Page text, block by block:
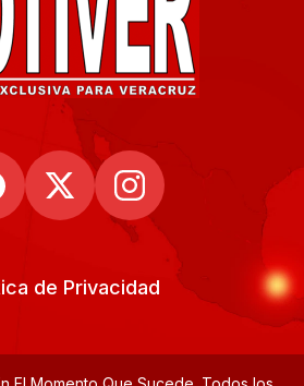
de Privacidad